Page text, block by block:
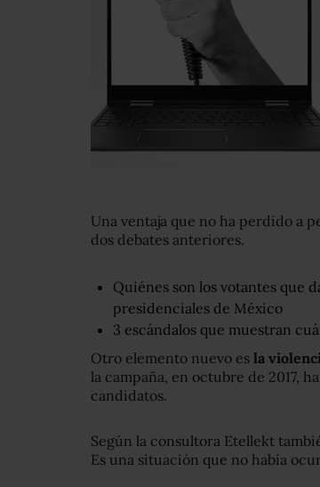
Una ventaja que no ha perdido a
dos debates anteriores.
Quiénes son los votantes que
presidenciales de México
3 escándalos que muestran
Otro elemento nuevo es la
la campaña, en octubre de 2017,
candidatos.
Según la consultora Etellekt
Es una situación que no había